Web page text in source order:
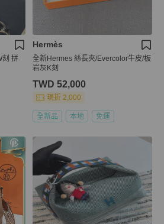
刻 拼
Hermès
全新Hermes 絲長夾/Evercolor牛皮/板
岩灰K刻
TWD 52,000
現折 2,000
全新品 本地 免運